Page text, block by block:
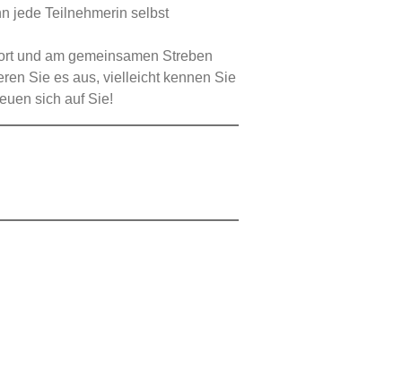
jede Teilnehmerin selbst
und am gemeinsamen Streben
Sie es aus, vielleicht kennen Sie
sich auf Sie!